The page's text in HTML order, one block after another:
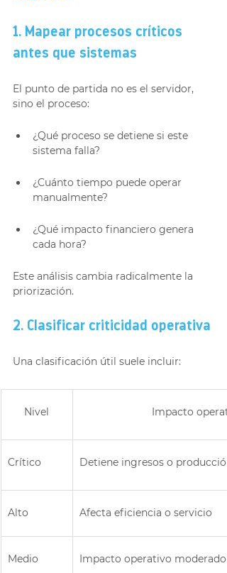
1. Mapear procesos críticos
antes que sistemas
El punto de partida no es el servidor,
sino el proceso:
¿Qué proceso se detiene si este
sistema falla?
¿Cuánto tiempo puede operar
manualmente?
¿Qué impacto financiero genera
cada hora?
Este análisis cambia radicalmente la
priorización.
2. Clasificar criticidad operativa
Una clasificación útil suele incluir:
Nivel Impacto
Crítico Detiene ingresos o producción
Alto Afecta eficiencia o servicio
Medio Impacto operativo moderado